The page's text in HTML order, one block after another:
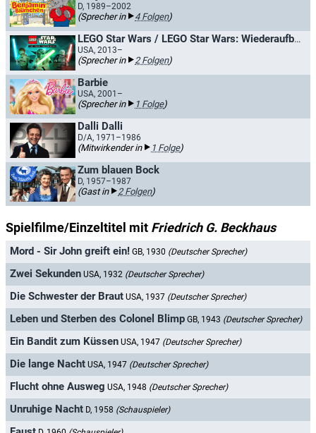
D, 1989–2002
(Sprecher in 4 Folgen)
LEGO Star Wars / LEGO Star Wars: Wiederaufbau der Galaxis
USA, 2013–
(Sprecher in 2 Folgen)
Barbie
USA, 2001–
(Sprecher in 1 Folge)
Dalli Dalli
D/A, 1971–1986
(Mitwirkender in 1 Folge)
Zum blauen Bock
D, 1957–1987
(Gast in 2 Folgen)
Spielfilme/Einzeltitel mit Friedrich G. Beckhaus
Mord - Sir John greift ein! GB, 1930 (Deutscher Sprecher)
Zwei Sekunden USA, 1932 (Deutscher Sprecher)
Die Schwester der Braut USA, 1937 (Deutscher Sprecher)
Leben und Sterben des Colonel Blimp GB, 1943 (Deutscher Sprecher)
Ein Bandit zum Küssen USA, 1947 (Deutscher Sprecher)
Die lange Nacht USA, 1947 (Deutscher Sprecher)
Flucht ohne Ausweg USA, 1948 (Deutscher Sprecher)
Unruhige Nacht D, 1958 (Schauspieler)